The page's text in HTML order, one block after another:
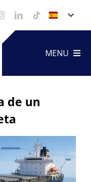
MENU
de un